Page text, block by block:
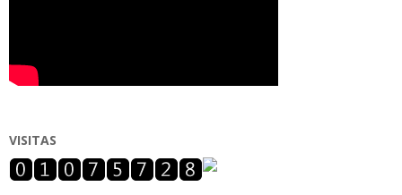
VISITAS